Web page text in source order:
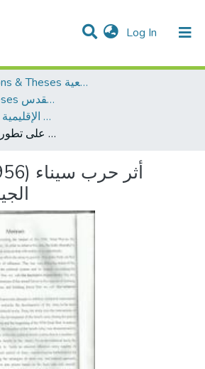
Log In (current)
& Collections
All of DSpace
Dissertations & Theses الرسائل الجامعية
AQU Master Theses الرسائل الجامعية الخاصة بجامعة القدس
Regional Studies الدراسات الإقليمية
أثر حرب سيناء (1956) على تطور الجيش الاسرائيلي